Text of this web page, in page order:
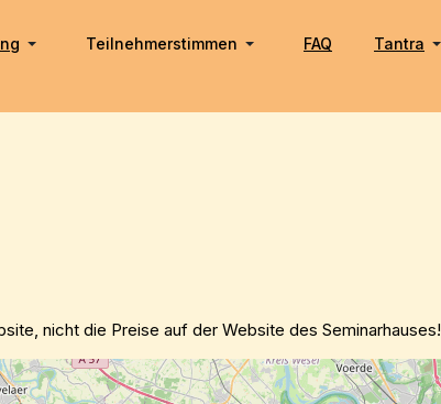
Teilnehmerstimmen FAQ Tantra
nicht die Preise auf der Website des Seminarhauses!